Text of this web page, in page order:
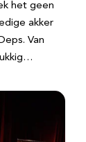
het geen
akker
Van